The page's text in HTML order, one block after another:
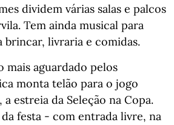
dividem várias salas e palcos
Tem ainda musical para
brincar, livraria e comidas.
mais aguardado pelos
monta telão para o jogo
estreia da Seleção na Copa.
festa - com entrada livre, na